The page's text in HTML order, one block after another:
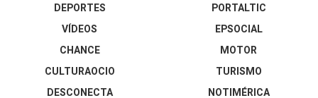
DEPORTES
VÍDEOS
PORTALTIC
EPSOCIAL
CHANCE
CULTURAOCIO
DESCONECTA
MOTOR
TURISMO
NOTIMÉRICA